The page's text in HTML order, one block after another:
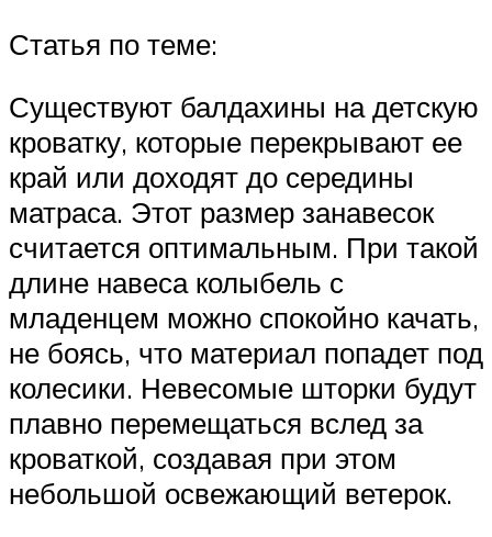
Статья по теме:
Существуют балдахины на детскую
кроватку, которые перекрывают ее
край или доходят до середины
матраса. Этот размер занавесок
считается оптимальным. При такой
длине навеса колыбель с
младенцем можно спокойно качать,
не боясь, что материал попадет под
колесики. Невесомые шторки будут
плавно перемещаться вслед за
кроваткой, создавая при этом
небольшой освежающий ветерок.